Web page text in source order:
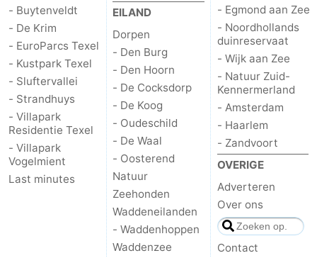
- Buytenveldt
- De Krim
- EuroParcs Texel
- Kustpark Texel
- Sluftervallei
- Strandhuys
- Villapark
Residentie Texel
- Villapark
Vogelmient
Last minutes
EILAND
Dorpen
- Den Burg
- Den Hoorn
- De Cocksdorp
- De Koog
- Oudeschild
- De Waal
- Oosterend
Natuur
Zeehonden
Waddeneilanden
- Waddenhoppen
Waddenzee
- Egmond aan Zee
- Noordhollands
duinreservaat
- Wijk aan Zee
- Natuur Zuid-
Kennermerland
- Amsterdam
- Haarlem
- Zandvoort
OVERIGE
Adverteren
Over ons
Contact